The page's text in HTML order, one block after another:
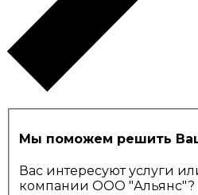
Мы поможем решить
Вас интересуют услуги
компании ООО "Альянс"?